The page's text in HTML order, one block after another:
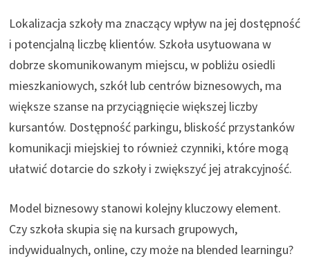
Lokalizacja szkoły ma znaczący wpływ na jej dostępność
i potencjalną liczbę klientów. Szkoła usytuowana w
dobrze skomunikowanym miejscu, w pobliżu osiedli
mieszkaniowych, szkół lub centrów biznesowych, ma
większe szanse na przyciągnięcie większej liczby
kursantów. Dostępność parkingu, bliskość przystanków
komunikacji miejskiej to również czynniki, które mogą
ułatwić dotarcie do szkoły i zwiększyć jej atrakcyjność.
Model biznesowy stanowi kolejny kluczowy element.
Czy szkoła skupia się na kursach grupowych,
indywidualnych, online, czy może na blended learningu?